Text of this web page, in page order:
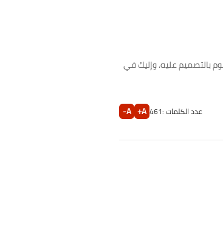
بالتصميم عليه. وإليك في
عدد الكلمات :461
A+
A-